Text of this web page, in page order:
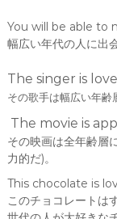
You will be able to
幅広い年代の人に出
The singer is
その歌手は幅広い年齢
The movie is
その映画は全年齢層
力的だ)。
This chocolate is
このチョコレートは